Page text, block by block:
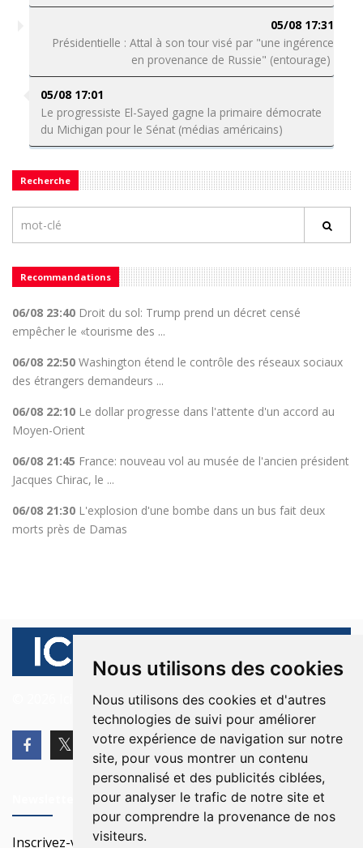
Nous utilisons des cookies
Nous utilisons des cookies et d'autres
technologies de suivi pour améliorer
votre expérience de navigation sur notre
site, pour vous montrer un contenu
personnalisé et des publicités ciblées,
pour analyser le trafic de notre site et
pour comprendre la provenance de nos
visiteurs.
05/08 17:31
Présidentielle : Attal à son tour visé par "une ingérence
en provenance de Russie" (entourage)
05/08 17:01
Le progressiste El-Sayed gagne la primaire démocrate
du Michigan pour le Sénat (médias américains)
Recherche
Recommandations
06/08 23:40 Droit du sol: Trump prend un décret censé
empêcher le «tourisme des ...
06/08 22:50 Washington étend le contrôle des réseaux sociaux
des étrangers demandeurs ...
06/08 22:10 Le dollar progresse dans l'attente d'un accord au
Moyen-Orient
06/08 21:45 France: nouveau vol au musée de l'ancien président
Jacques Chirac, le ...
06/08 21:30 L'explosion d'une bombe dans un bus fait deux
morts près de Damas
© 2026 Ici Beyrouth. Tous les droits sont réservés.
Inscrivez-vous à notre Newsletter